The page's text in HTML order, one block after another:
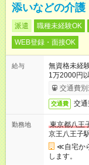
添いなどの介護
派遣 職種未経験OK
WEB登録・面接OK
給与
無資格未経
1万2000円
交通費別
交通費 交
勤務地
東京都八王
京王八王子
≪自宅か
します。